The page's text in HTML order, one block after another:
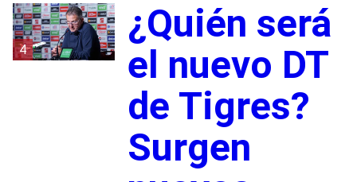
4
¿Quién será
el nuevo DT
de Tigres?
Surgen